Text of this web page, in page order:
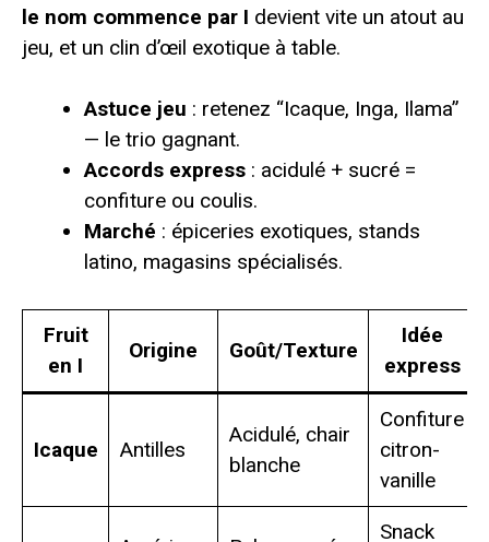
le nom commence par I devient vite un atout au
jeu, et un clin d’œil exotique à table.
Astuce jeu : retenez “Icaque, Inga, Ilama”
— le trio gagnant.
Accords express : acidulé + sucré =
confiture ou coulis.
Marché : épiceries exotiques, stands
latino, magasins spécialisés.
Fruit
en I
Origine Goût/Texture
Idée
express
Icaque Antilles
Acidulé, chair
blanche
Confiture
citron-
vanille
Snack